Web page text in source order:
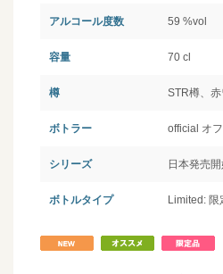
アルコール度数 59 %vol
容量 70 cl
樽 STR樽、
ボトラー official オ
シリーズ 日本発売
ボトルタイプ Limited: 限